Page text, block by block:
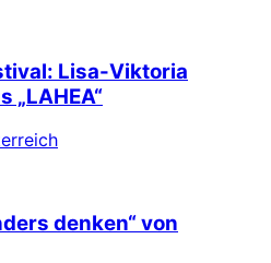
Lisa-Viktoria
„LAHEA“
denken“ von